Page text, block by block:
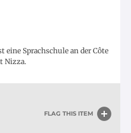
FLAG THIS ITEM
eine Sprachschule an der Côte
Nizza.